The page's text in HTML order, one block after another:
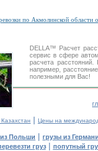
по Акмолинской области
DELLA™ Расчет
сервис в сфере
расчета
например,
полезными для Вас!
| Цены на
Польши | грузы из
груз| попутный